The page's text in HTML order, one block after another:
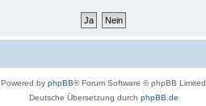
Powered by phpBB® Forum Software © phpBB Limited
Deutsche Übersetzung durch phpBB.de